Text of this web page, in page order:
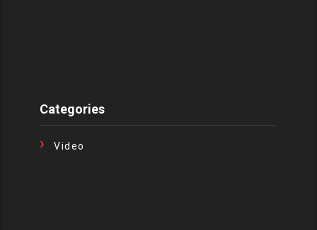
Categories
Video